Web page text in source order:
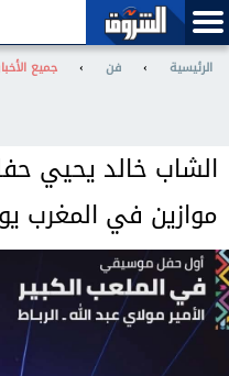
الرئيسية › فن › جميع
الشاب خالد يحيي
موازين في المغرب